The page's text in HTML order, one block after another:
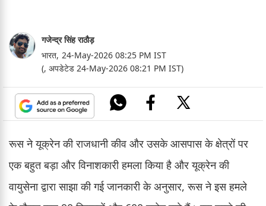
गजेन्द्र सिंह राठौड़
भारत, 24-May-2026 08:25 PM IST
(, अपडेटेड 24-May-2026 08:21 PM IST)
रूस ने यूक्रेन की राजधानी कीव और उसके आसपास के क्षेत्रों पर
एक बहुत बड़ा और विनाशकारी हमला किया है और यूक्रेन की
वायुसेना द्वारा साझा की गई जानकारी के अनुसार, रूस ने इस हमले